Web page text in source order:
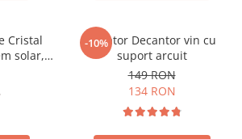
Cristal
solar,
-10%
Aerator Decantor vin cu
suport arcuit
149 RON
134 RON